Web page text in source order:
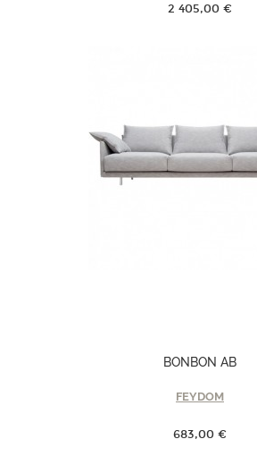
2 405,00 €
BONBON AB
FEYDOM
683,00 €